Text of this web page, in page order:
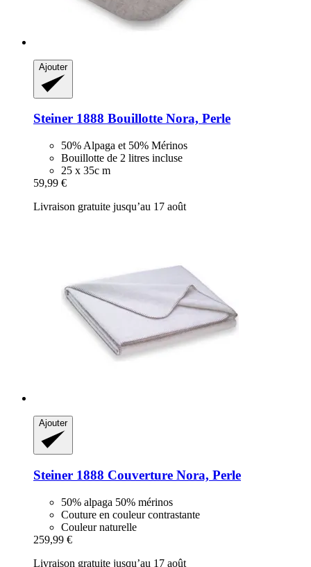
Ajouter
Steiner 1888 Bouillotte Nora, Perle
50% Alpaga et 50% Mérinos
Bouillotte de 2 litres incluse
25 x 35c m
59,99 €
Livraison gratuite jusqu’au 17 août
Ajouter
Steiner 1888 Couverture Nora, Perle
50% alpaga 50% mérinos
Couture en couleur contrastante
Couleur naturelle
259,99 €
Livraison gratuite jusqu’au 17 août